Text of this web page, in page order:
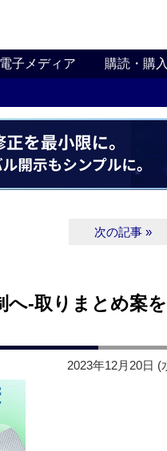
子メディア 購読・購
次の記事 »
へ‐取りまとめ案を
2023年12月20日 (